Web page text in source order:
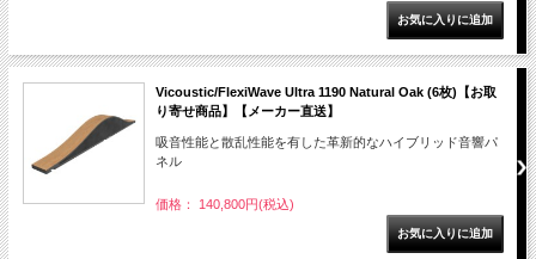
Vicoustic/FlexiWave Ultra 1190 Natural Oak (6枚)【お取
り寄せ商品】【メーカー直送】
吸音性能と散乱性能を有した革新的なハイブリッド音響パ
ネル
価格： 140,800円(税込)